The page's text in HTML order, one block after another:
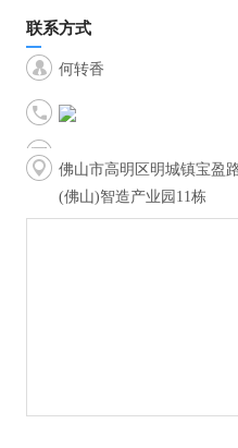
联系方式
何转香
佛山市高明区明城镇宝盈
(佛山)智造产业园11栋